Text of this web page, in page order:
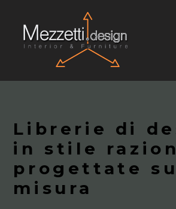
contenuti
principali
Librerie di
in stile
progettate su
misura